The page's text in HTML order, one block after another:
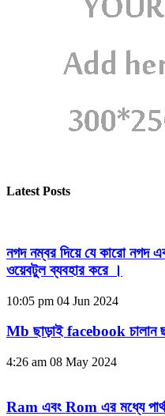
Latest Posts
নগদ নম্বর দিয়ে যে কারো নগদ
ওয়েবটুল ব্যবহার করে ।
10:05 pm 04 Jun 2024
Mb ছাড়াই facebook চালান
4:26 am 08 May 2024
Ram এবং Rom এর মধ্যে